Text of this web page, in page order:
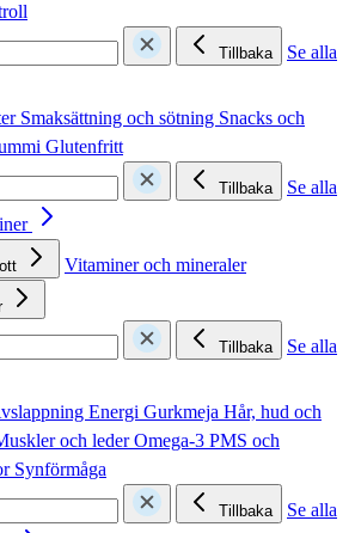
Tillbaka
Se alla
Smaksättning och sötning Snacks och
Glutenfritt
Tillbaka
Se alla
Vitaminer och mineraler
Tillbaka
Se alla
Energi Gurkmeja Hår, hud och
och lederOmega-3 PMS och
Synförmåga
Tillbaka
Se alla